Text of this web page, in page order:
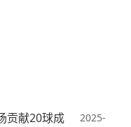
贡献20球成
2025-